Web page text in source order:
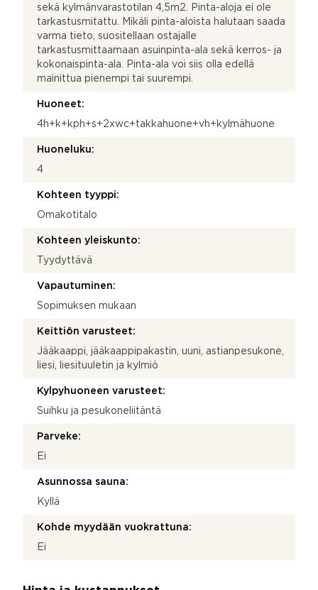
sekä kylmänvarastotilan 4,5m2. Pinta-aloja ei ole
tarkastusmitattu. Mikäli pinta-aloista halutaan saada
varma tieto, suositellaan ostajalle
tarkastusmittaamaan asuinpinta-ala sekä kerros- ja
kokonaispinta-ala. Pinta-ala voi siis olla edellä
mainittua pienempi tai suurempi.
Huoneet:
4h+k+kph+s+2xwc+takkahuone+vh+kylmähuone
Huoneluku:
4
Kohteen tyyppi:
Omakotitalo
Kohteen yleiskunto:
Tyydyttävä
Vapautuminen:
Sopimuksen mukaan
Keittiön varusteet:
Jääkaappi, jääkaappipakastin, uuni, astianpesukone,
liesi, liesituuletin ja kylmiö
Kylpyhuoneen varusteet:
Suihku ja pesukoneliitäntä
Parveke:
Ei
Asunnossa sauna:
Kyllä
Kohde myydään vuokrattuna:
Ei